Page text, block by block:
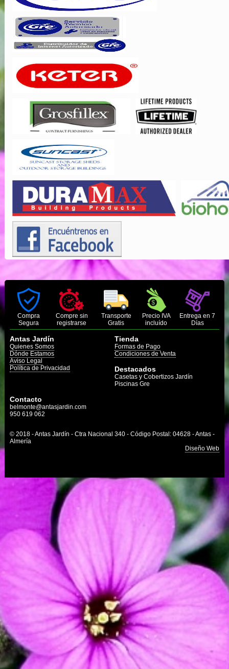
Compra
Segura
Compre sin
registrarse
Transporte
Gratis
Precio IVA
incluído
Entrega en 7
Días
Antas Jardín
Quienes Somos
Dónde Estamos
Aviso Legal
Política de Privacidad
Tienda
Formas de Pago
Condiciones de Venta
Destacados
Casetas y Cobertizos Jardín
Piscinas Gre
Contacto
belmonte@antasjardin.com
950 619 062
© 2018 - Antas Jardín - Ctra Nacional 340 - Código Postal: 04628 - Antas -
Almería
Diseño Web